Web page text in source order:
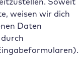
weisen wir dich
Daten